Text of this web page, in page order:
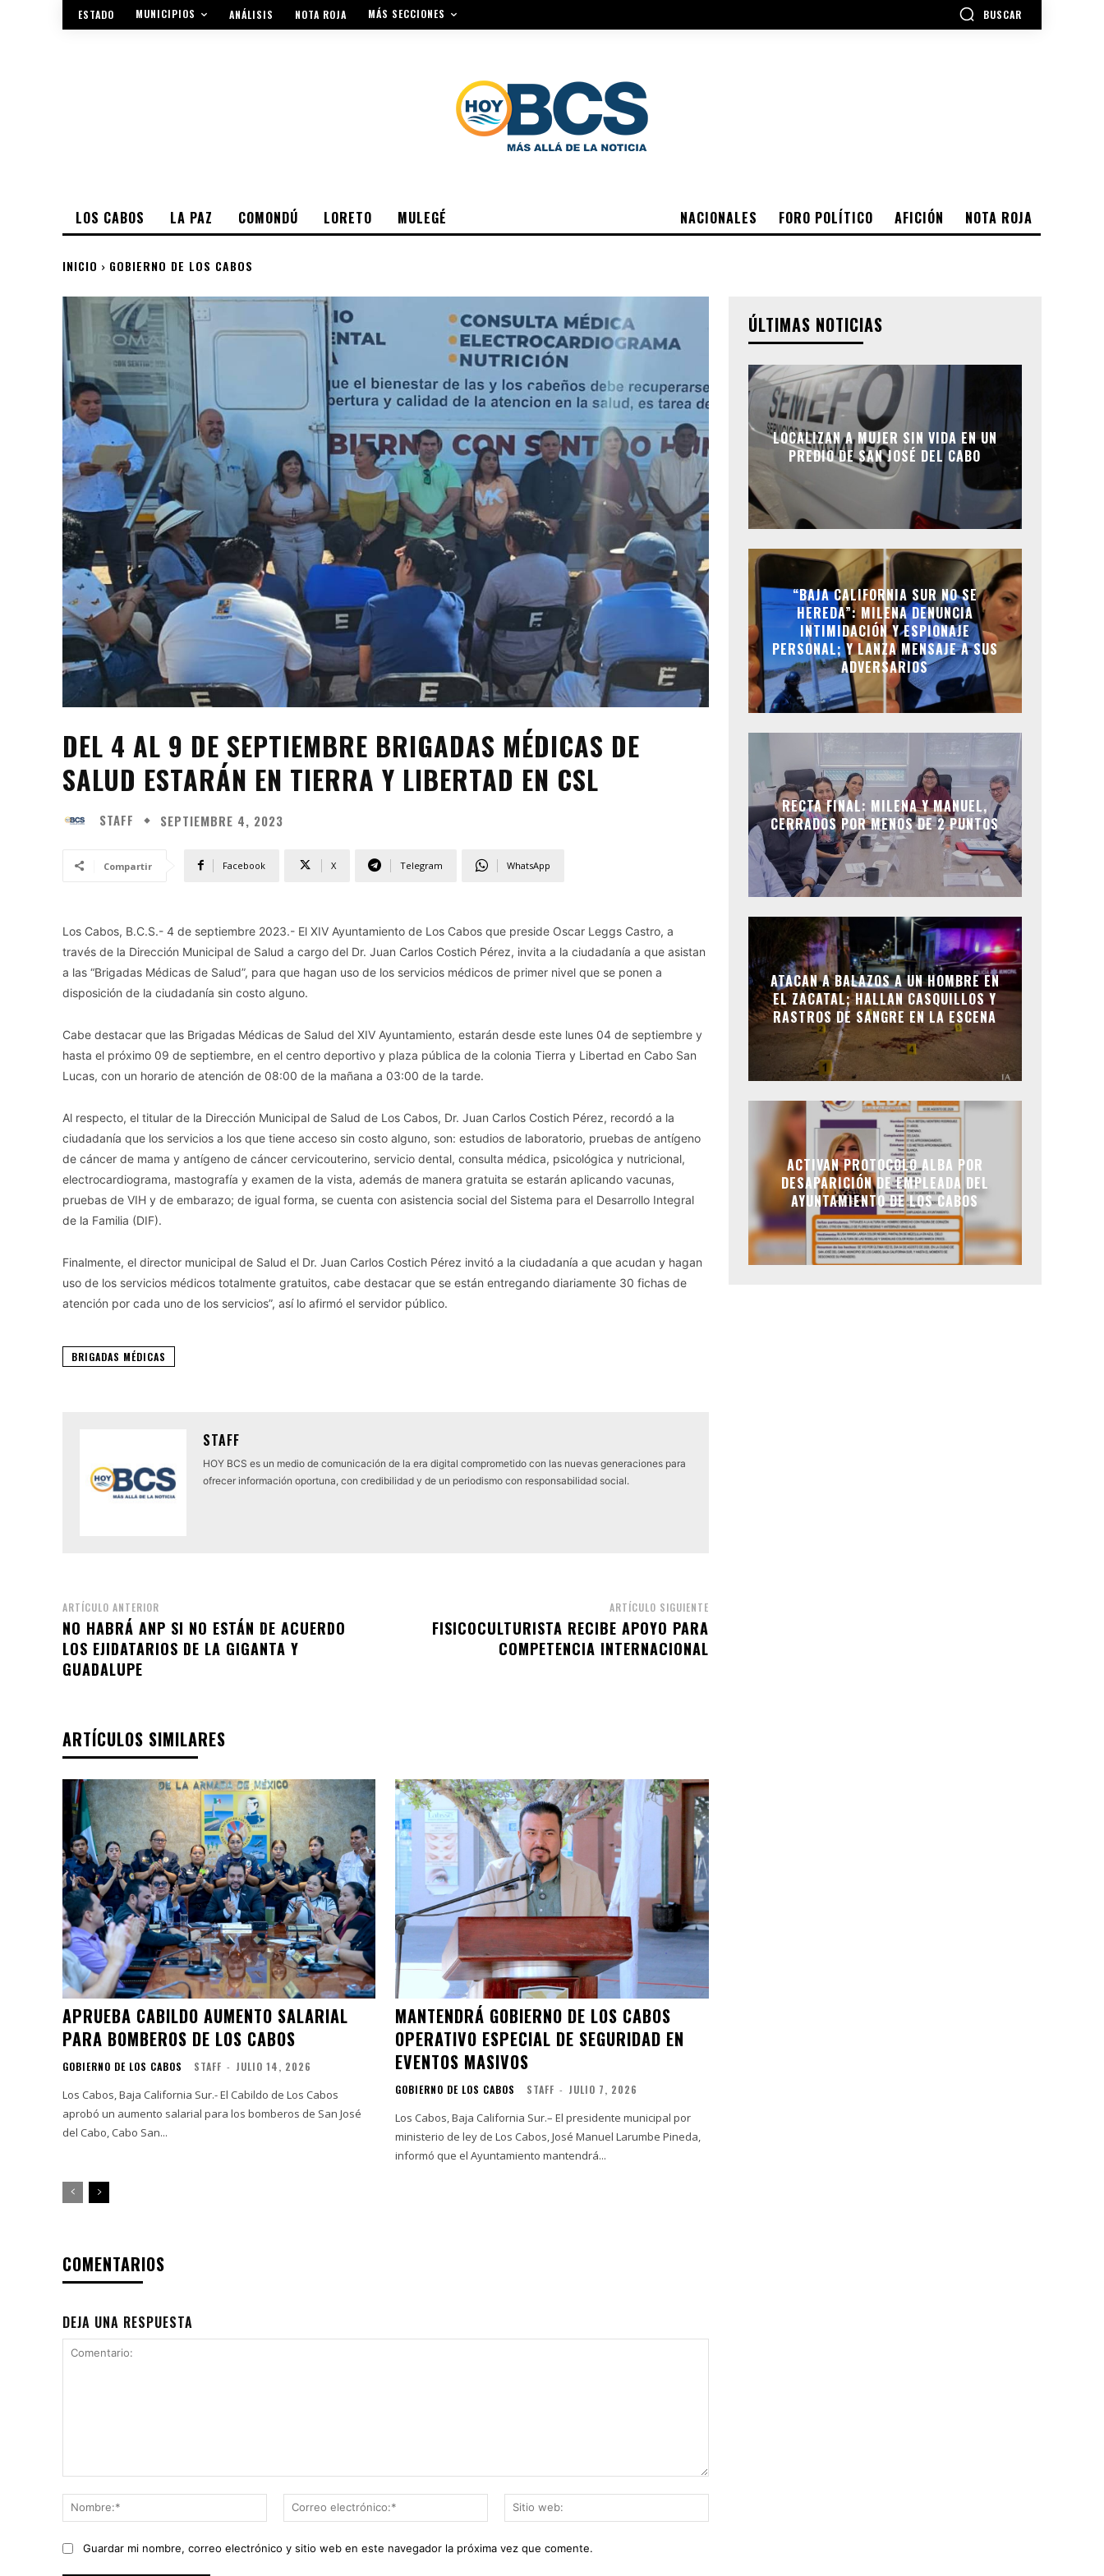
ESTADO MUNICIPIOS ANÁLISIS NOTA ROJA MÁS SECCIONES BUSCAR
NACIONALES FORO POLÍTICO AFICIÓN NOTA ROJA
LOS CABOS LA PAZ COMONDÚ LORETO MULEGÉ
INICIO GOBIERNO DE LOS CABOS
DEL 4 AL 9 DE SEPTIEMBRE BRIGADAS MÉDICAS DE
SALUD ESTARÁN EN TIERRA Y LIBERTAD EN CSL
STAFF SEPTIEMBRE 4, 2023
Compartir Facebook X Telegram WhatsApp
Los Cabos, B.C.S.- 4 de septiembre 2023.- El XIV Ayuntamiento de Los Cabos que preside Oscar Leggs Castro, a
través de la Dirección Municipal de Salud a cargo del Dr. Juan Carlos Costich Pérez, invita a la ciudadanía a que asistan
a las “Brigadas Médicas de Salud”, para que hagan uso de los servicios médicos de primer nivel que se ponen a
disposición de la ciudadanía sin costo alguno.
Cabe destacar que las Brigadas Médicas de Salud del XIV Ayuntamiento, estarán desde este lunes 04 de septiembre y
hasta el próximo 09 de septiembre, en el centro deportivo y plaza pública de la colonia Tierra y Libertad en Cabo San
Lucas, con un horario de atención de 08:00 de la mañana a 03:00 de la tarde.
Al respecto, el titular de la Dirección Municipal de Salud de Los Cabos, Dr. Juan Carlos Costich Pérez, recordó a la
ciudadanía que los servicios a los que tiene acceso sin costo alguno, son: estudios de laboratorio, pruebas de antígeno
de cáncer de mama y antígeno de cáncer cervicouterino, servicio dental, consulta médica, psicológica y nutricional,
electrocardiograma, mastografía y examen de la vista, además de manera gratuita se estarán aplicando vacunas,
pruebas de VIH y de embarazo; de igual forma, se cuenta con asistencia social del Sistema para el Desarrollo Integral
de la Familia (DIF).
Finalmente, el director municipal de Salud el Dr. Juan Carlos Costich Pérez invitó a la ciudadanía a que acudan y hagan
uso de los servicios médicos totalmente gratuitos, cabe destacar que se están entregando diariamente 30 fichas de
atención por cada uno de los servicios”, así lo afirmó el servidor público.
BRIGADAS MÉDICAS
STAFF
HOY BCS es un medio de comunicación de la era digital comprometido con las nuevas generaciones para
ofrecer información oportuna, con credibilidad y de un periodismo con responsabilidad social.
ARTÍCULO ANTERIOR
NO HABRÁ ANP SI NO ESTÁN DE ACUERDO
LOS EJIDATARIOS DE LA GIGANTA Y
GUADALUPE
ARTÍCULO SIGUIENTE
FISICOCULTURISTA RECIBE APOYO PARA
COMPETENCIA INTERNACIONAL
ARTÍCULOS SIMILARES
APRUEBA CABILDO AUMENTO SALARIAL
PARA BOMBEROS DE LOS CABOS
GOBIERNO DE LOS CABOS STAFF - JULIO 14, 2026
Los Cabos, Baja California Sur.- El Cabildo de Los Cabos
aprobó un aumento salarial para los bomberos de San José
del Cabo, Cabo San...
MANTENDRÁ GOBIERNO DE LOS CABOS
OPERATIVO ESPECIAL DE SEGURIDAD EN
EVENTOS MASIVOS
GOBIERNO DE LOS CABOS STAFF - JULIO 7, 2026
Los Cabos, Baja California Sur.– El presidente municipal por
ministerio de ley de Los Cabos, José Manuel Larumbe Pineda,
informó que el Ayuntamiento mantendrá...
COMENTARIOS
DEJA UNA RESPUESTA
Nombre:*
Correo
electrónico:*
web:
Guardar mi nombre, correo electrónico y sitio web en este navegador la próxima vez que comente.
ÚLTIMAS NOTICIAS
LOCALIZAN A MUJER SIN VIDA EN UN
PREDIO DE SAN JOSÉ DEL CABO
“BAJA CALIFORNIA SUR NO SE
HEREDA”: MILENA DENUNCIA
INTIMIDACIÓN Y ESPIONAJE
PERSONAL; Y LANZA MENSAJE A SUS
ADVERSARIOS
RECTA FINAL: MILENA Y MANUEL,
CERRADOS POR MENOS DE 2 PUNTOS
ATACAN A BALAZOS A UN HOMBRE EN
EL ZACATAL; HALLAN CASQUILLOS Y
RASTROS DE SANGRE EN LA ESCENA
ACTIVAN PROTOCOLO ALBA POR
DESAPARICIÓN DE EMPLEADA DEL
AYUNTAMIENTO DE LOS CABOS